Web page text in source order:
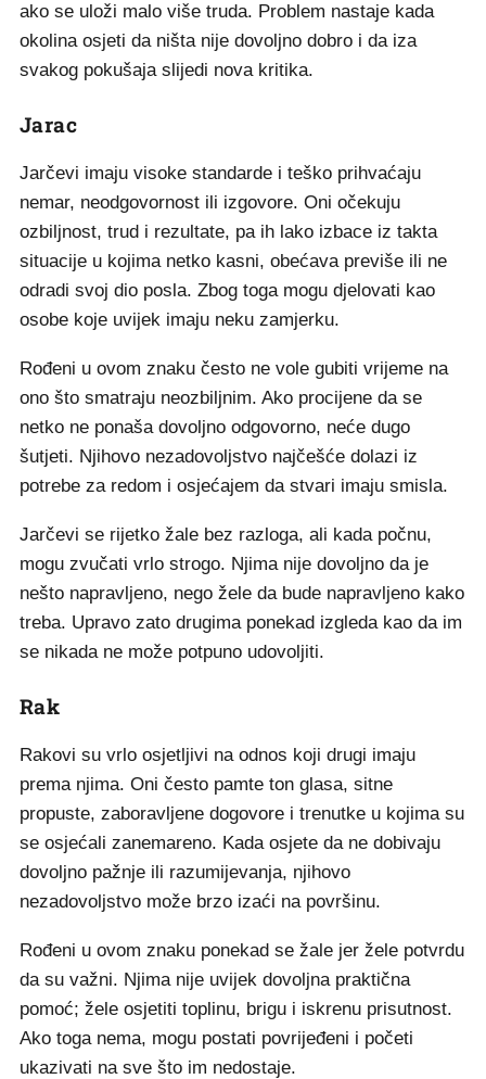
ako se uloži malo više truda. Problem nastaje kada
okolina osjeti da ništa nije dovoljno dobro i da iza
svakog pokušaja slijedi nova kritika.
Jarac
Jarčevi imaju visoke standarde i teško prihvaćaju
nemar, neodgovornost ili izgovore. Oni očekuju
ozbiljnost, trud i rezultate, pa ih lako izbace iz takta
situacije u kojima netko kasni, obećava previše ili ne
odradi svoj dio posla. Zbog toga mogu djelovati kao
osobe koje uvijek imaju neku zamjerku.
Rođeni u ovom znaku često ne vole gubiti vrijeme na
ono što smatraju neozbiljnim. Ako procijene da se
netko ne ponaša dovoljno odgovorno, neće dugo
šutjeti. Njihovo nezadovoljstvo najčešće dolazi iz
potrebe za redom i osjećajem da stvari imaju smisla.
Jarčevi se rijetko žale bez razloga, ali kada počnu,
mogu zvučati vrlo strogo. Njima nije dovoljno da je
nešto napravljeno, nego žele da bude napravljeno kako
treba. Upravo zato drugima ponekad izgleda kao da im
se nikada ne može potpuno udovoljiti.
Rak
Rakovi su vrlo osjetljivi na odnos koji drugi imaju
prema njima. Oni često pamte ton glasa, sitne
propuste, zaboravljene dogovore i trenutke u kojima su
se osjećali zanemareno. Kada osjete da ne dobivaju
dovoljno pažnje ili razumijevanja, njihovo
nezadovoljstvo može brzo izaći na površinu.
Rođeni u ovom znaku ponekad se žale jer žele potvrdu
da su važni. Njima nije uvijek dovoljna praktična
pomoć; žele osjetiti toplinu, brigu i iskrenu prisutnost.
Ako toga nema, mogu postati povrijeđeni i početi
ukazivati na sve što im nedostaje.